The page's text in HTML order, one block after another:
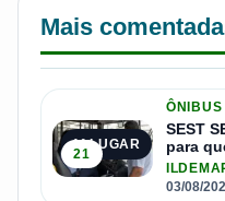
Mais
1º LUGAR
21
ÔNIBUS
SEST
para
03/08/